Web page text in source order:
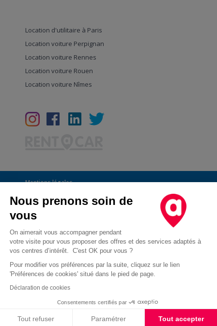
Location d'utilitaire à Paris
Location voiture Perpignan
Location voiture Rennes
Location voiture Rouen
Location voiture Nîmes
Mentions légales
Conditions Générales
CGU
Informations générales
Déclaration de confidentialité
Droit d'opposition au démarchage téléphonique
Cookies
Nous prenons soin de
vous
On aimerait vous accompagner pendant
votre visite pour vous proposer des offres et des services adaptés à
vos centres d’intérêt. C'est OK pour vous ?
Pour modifier vos préférences par la suite, cliquez sur le lien
'Préférences de cookies' situé dans le pied de page.
Déclaration de cookies
Consentements certifiés par
Tout refuser Paramétrer Tout accepter